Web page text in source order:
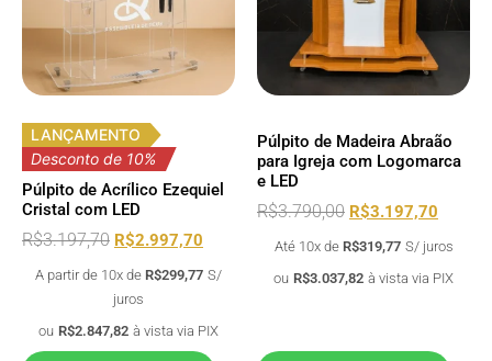
LANÇAMENTO
Desconto de 10%
Púlpito de Acrílico Ezequiel
Cristal com LED
R$3.197,70 R$2.997,70
A partir de 10x de R$299,77 S/
juros
ou R$2.847,82 à vista via PIX
Púlpito de Madeira Abraão
para Igreja com Logomarca
e LED
R$3.790,00 R$3.197,70
Até 10x de R$319,77 S/ juros
ou R$3.037,82 à vista via PIX